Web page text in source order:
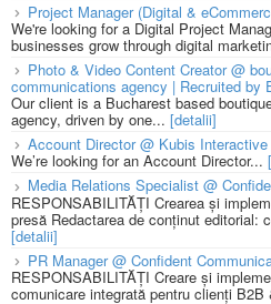
Project Manager (Digital &
We're looking for a Digital Project
businesses grow through digital
Photo & Video Content Creator @
communications agency | Recruited by
Our client is a Bucharest based
agency, driven by one... [detalii]
Account Director @ Kubis Interactive
We’re looking for an Account Director...
Media Relations Specialist @
RESPONSABILITĂȚI Crearea și
presă Redactarea de conținut editorial:
[detalii]
PR Manager @ Confident
RESPONSABILITĂȚI Creare și
comunicare integrată pentru clienți